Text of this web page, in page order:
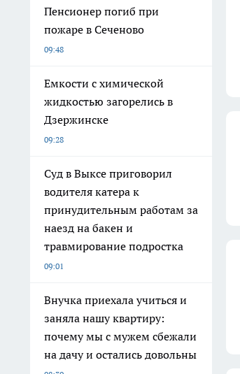
Пенсионер погиб при
пожаре в Сеченово
09:48
Емкости с химической
жидкостью загорелись в
Дзержинске
09:28
Суд в Выксе приговорил
водителя катера к
принудительным работам за
наезд на бакен и
травмирование подростка
09:01
Внучка приехала учиться и
заняла нашу квартиру:
почему мы с мужем сбежали
на дачу и остались довольны